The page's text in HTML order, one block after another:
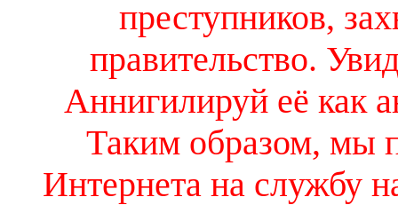
преступников,
правительство.
Аннигилируй её как
Таким образом, мы
Интернета на службу